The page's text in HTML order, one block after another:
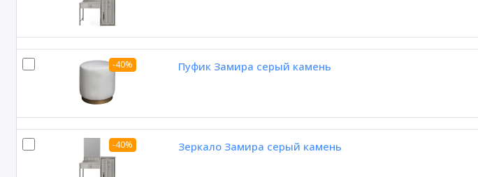
-40% Пуфик Замира серый камень
-40% Зеркало Замира серый камень